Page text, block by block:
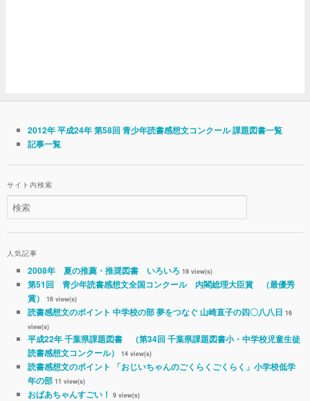
2012年 平成24年 第58回 青少年読書感想文コンクール 課題図書一覧
記事一覧
サイト内検索
人気記事
2008年 夏の推薦・推奨図書 いろいろ 19 view(s)
第51回 青少年読書感想文全国コンクール 内閣総理大臣賞 （最優秀
賞）
16 view(s)
読書感想文のポイント 中学校の部 夢をつなぐ 山崎直子の四〇八八日 16
view(s)
平成22年 千葉県課題図書 （第34回 千葉県課題図書小・中学校児童生徒
読書感想文コンクール）
14 view(s)
読書感想文のポイント 「おじいちゃんのごくらくごくらく」小学校低学
年の部 11 view(s)
おばあちゃんすごい！ 9 view(s)